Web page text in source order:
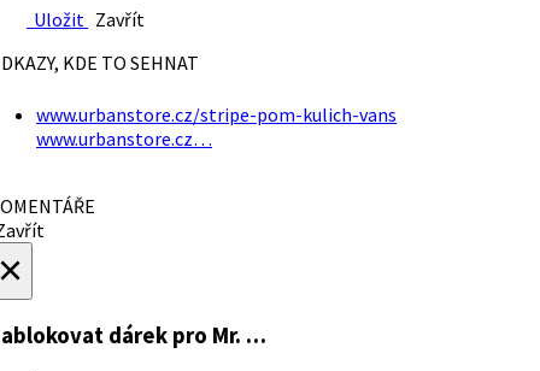
Uložit Zavřít
KDE TO SEHNAT
www.urbanstore.cz/stripe-pom-kulich-vans
www.urbanstore.cz…
dárek pro Mr. …